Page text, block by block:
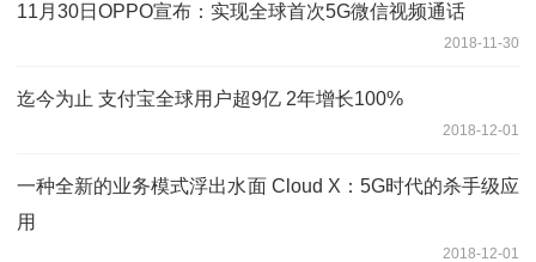
11月30日OPPO宣布：实现全球首次5G微信视频通话
2018-11-30
迄今为止 支付宝全球用户超9亿 2年增长100%
2018-12-01
一种全新的业务模式浮出水面 Cloud X：5G时代的杀手级应
用
2018-12-01